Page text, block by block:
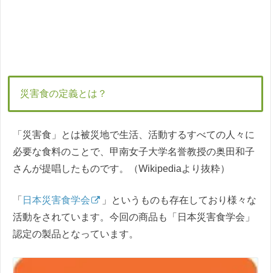
災害食の定義とは？
「災害食」とは被災地で生活、活動するすべての人々に
必要な食料のことで、甲南女子大学名誉教授の奥田和子
さんが提唱したものです。（Wikipediaより抜粋）
「 日本災害食学会
」というものも存在しており様々な
活動をされています。今回の商品も「日本災害食学会」
認定の製品となっています。